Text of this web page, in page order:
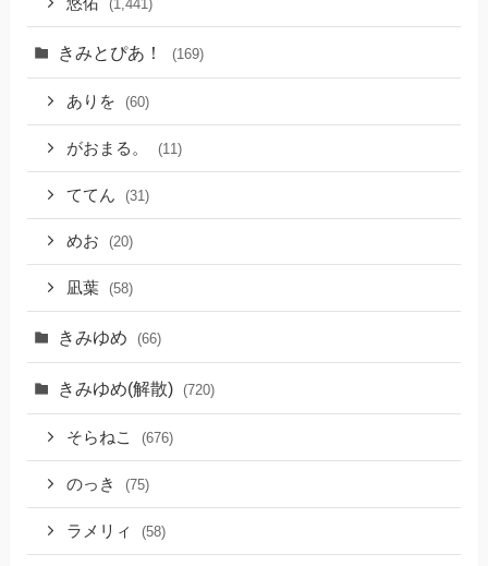
悠佑 (1,441)
きみとぴあ！ (169)
ありを (60)
がおまる。 (11)
ててん (31)
めお (20)
凪葉 (58)
きみゆめ (66)
きみゆめ(解散) (720)
そらねこ (676)
のっき (75)
ラメリィ (58)